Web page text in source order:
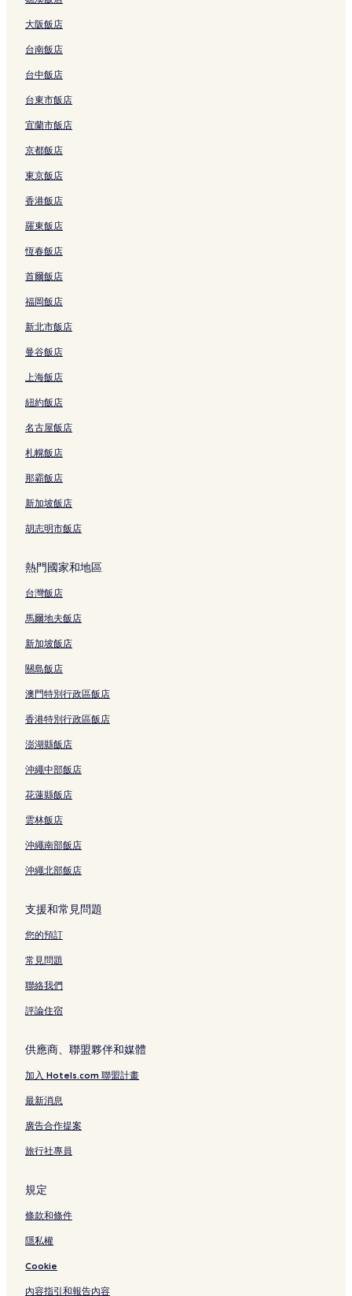
o
u
s
e
連
t
的
連
結
p
a
r
t
e
t
,
S
l
e
e
s
的
連
結
e
t
的
連
u
g
h
的
結
r
n
e
S
a
b
o
r
o
u
g
L
d
的
連
結
大阪飯店
台南飯店
台中飯店
台東市飯店
宜蘭市飯店
京都飯店
東京飯店
香港飯店
羅東飯店
恆春飯店
首爾飯店
福岡飯店
新北市飯店
曼谷飯店
上海飯店
紐約飯店
名古屋飯店
札幌飯店
那霸飯店
新加坡飯店
胡志明市飯店
熱門國家和地區
台灣飯店
馬爾地夫飯店
新加坡飯店
關島飯店
澳門特別行政區飯店
香港特別行政區飯店
澎湖縣飯店
沖繩中部飯店
花蓮縣飯店
雲林飯店
沖繩南部飯店
沖繩北部飯店
支援和常見問題
您的預訂
常見問題
聯絡我們
評論住宿
供應商、聯盟夥伴和媒體
加入 Hotels.com 聯盟計畫
最新消息
廣告合作提案
旅行社專員
規定
條款和條件
隱私權
Cookie
內容指引和報告內容